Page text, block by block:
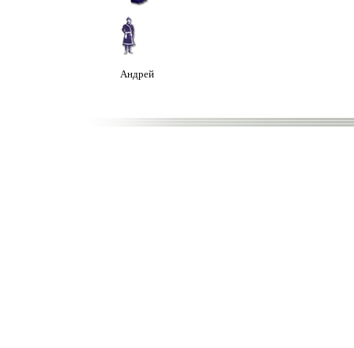
Андрей